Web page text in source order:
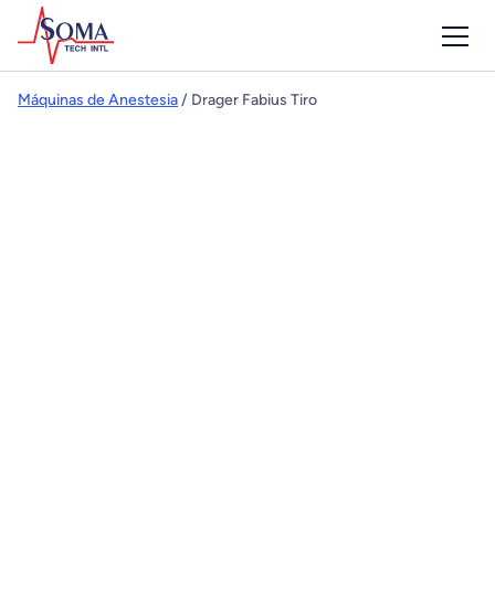
Máquinas de Anestesia/ Drager Fabius Tiro